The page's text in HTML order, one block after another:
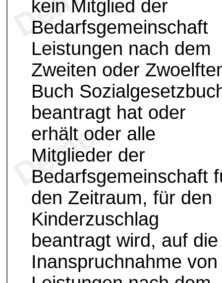
kein Mitglied der
Bedarfsgemeinschaft
Leistungen nach dem
Zweiten oder
Buch
beantragt hat oder
erhält oder alle
Mitglieder der
Bedarfsgemeinschaft
den Zeitraum, für den
Kinderzuschlag
beantragt wird, auf die
Inanspruchnahme von